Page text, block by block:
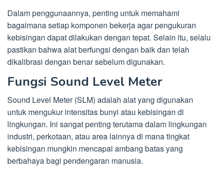
Dalam penggunaannya, penting untuk memahami
bagaimana setiap komponen bekerja agar pengukuran
kebisingan dapat dilakukan dengan tepat. Selain itu, selalu
pastikan bahwa alat berfungsi dengan baik dan telah
dikalibrasi dengan benar sebelum digunakan.
Fungsi Sound Level Meter
Sound Level Meter (SLM) adalah alat yang digunakan
untuk mengukur intensitas bunyi atau kebisingan di
lingkungan. Ini sangat penting terutama dalam lingkungan
industri, perkotaan, atau area lainnya di mana tingkat
kebisingan mungkin mencapai ambang batas yang
berbahaya bagi pendengaran manusia.